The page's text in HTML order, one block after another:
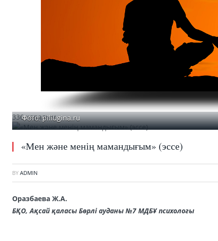
336 қаралым
Фото: piliugina.ru
«Мен және менің мамандығым» (эссе)
BY ADMIN
Оразбаева Ж.А.
БҚО, Ақсай қаласы Бөрлі ауданы №7 МДБҰ психологы